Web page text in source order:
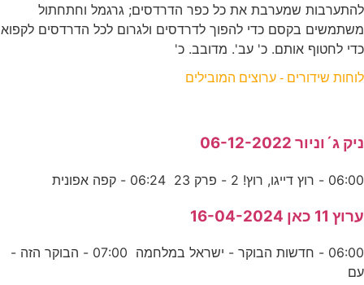
להתערבות שמערבת את כל כפר הדרדסים; גרגמל וחתחתול
משתמשים בקסם כדי להפוך לדרדסים ולגרום לכל הדרדסים לקפוא
כדי לחטוף אותם. כ' עב'. מדובב. כ'
לוחות שידורים - ערוצים המובילים
ניק ג´וניור 06-12-2022
06:00 - רוץ דייגו, רוץ! 2 - פרק 23 06:24 - קפה אפונית
ערוץ 11 כאן 16-04-2024
06:00 - חדשות הבוקר - ישראל במלחמה 07:00 - הבוקר הזה -
עם